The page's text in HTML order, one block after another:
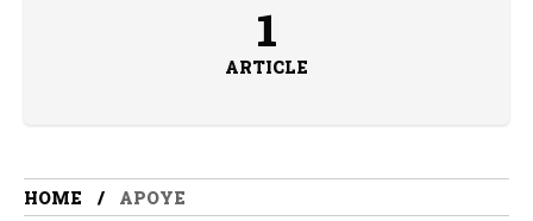
1
ARTICLE
HOME APOYE